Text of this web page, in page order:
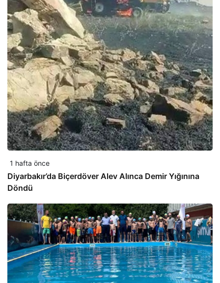
1 hafta önce
Diyarbakır’da Biçerdöver Alev Alınca Demir Yığınına
Döndü